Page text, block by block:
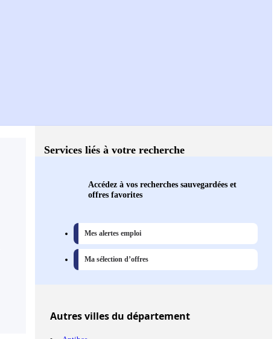
Services liés à votre recherche
Accédez à vos recherches sauvegardées et
offres favorites
Mes alertes emploi
Ma sélection d’offres
Autresvillesdu département